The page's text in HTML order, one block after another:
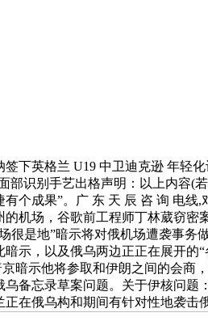
签下英格兰 U19 中卫迪克逊 年轻
部识别手艺出格声明：以上内容(
有个成果”。广 东 天 辰 咨 询 电
的机场，谷歌前工程师丁林葳窃
很是地”暗示将对俄机场遭袭事
暗示，以及俄乌两边正正在展开的
京暗示他将参取和伊朗之间的会商
乌备忘录草案问题。关于伊核问
正在俄乌构和期间有针对性地袭击